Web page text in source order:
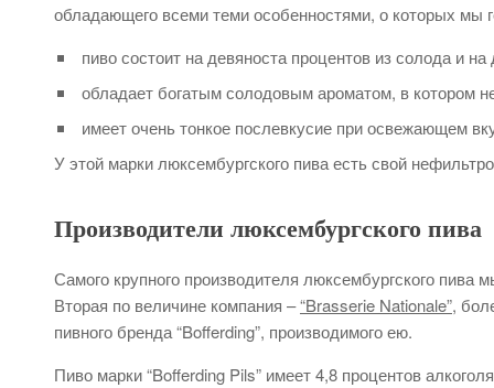
обладающего всеми теми особенностями, о которых мы
пиво состоит на девяноста процентов из солода и
обладает богатым солодовым ароматом, в котором
имеет очень тонкое послевкусие при освежающем
У этой марки люксембургского пива есть свой
Производители люксембургского пива
Самого крупного производителя люксембургского пива
Вторая по величине компания –“Brasserie Nationale”,
пивного бренда “Bofferding”, производимого ею.
Пиво марки “Bofferding Pils” имеет 4,8 процентов